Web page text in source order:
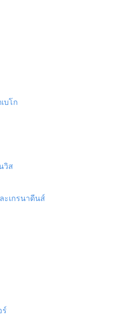
บโก
วิส
เกรนาดีนส์